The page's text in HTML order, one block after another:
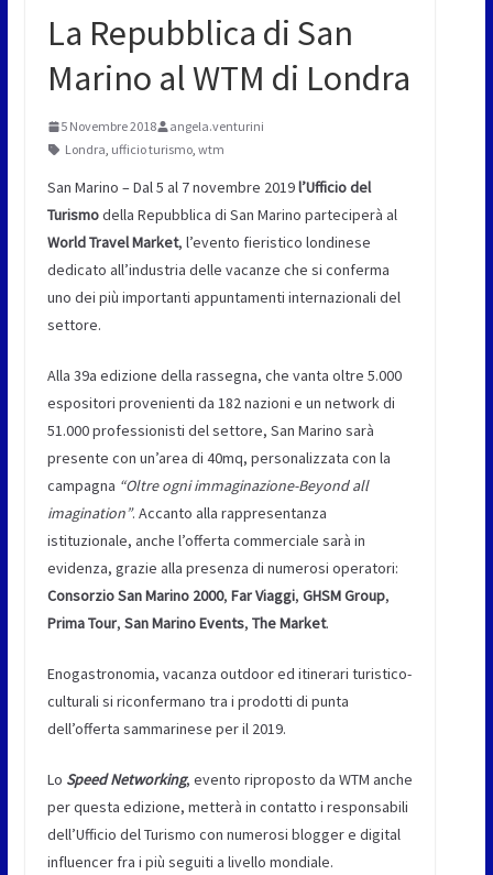
La Repubblica di San
Marino al WTM di Londra
5 Novembre 2018
angela.venturini
Londra, ufficio turismo, wtm
San Marino – Dal 5 al 7 novembre 2019l’Ufficio del
Turismodella Repubblica di San Marino parteciperà al
World Travel Market, l’evento fieristico londinese
dedicato all’industria delle vacanze che si conferma
uno dei più importanti appuntamenti internazionali del
settore.
Alla 39a edizione della rassegna, che vanta oltre 5.000
espositori provenienti da 182 nazioni e un network di
51.000 professionisti del settore, San Marino sarà
presente con un’area di 40mq, personalizzata con la
campagna “Oltre ogni immaginazione-Beyond all
imagination”. Accanto alla rappresentanza
istituzionale, anche l’offerta commerciale sarà in
evidenza, grazie alla presenza di numerosi operatori:
Consorzio San Marino 2000, Far Viaggi, GHSM Group,
Prima Tour, San Marino Events, The Market.
Enogastronomia, vacanza outdoor ed itinerari turistico-
culturali si riconfermano tra i prodotti di punta
dell’offerta sammarinese per il 2019.
Lo Speed Networking, evento riproposto da WTM anche
per questa edizione, metterà in contatto i responsabili
dell’Ufficio del Turismo con numerosi blogger e digital
influencer fra i più seguiti a livello mondiale.